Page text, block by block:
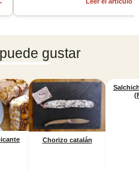
gustar
Chorizo ​​catalán